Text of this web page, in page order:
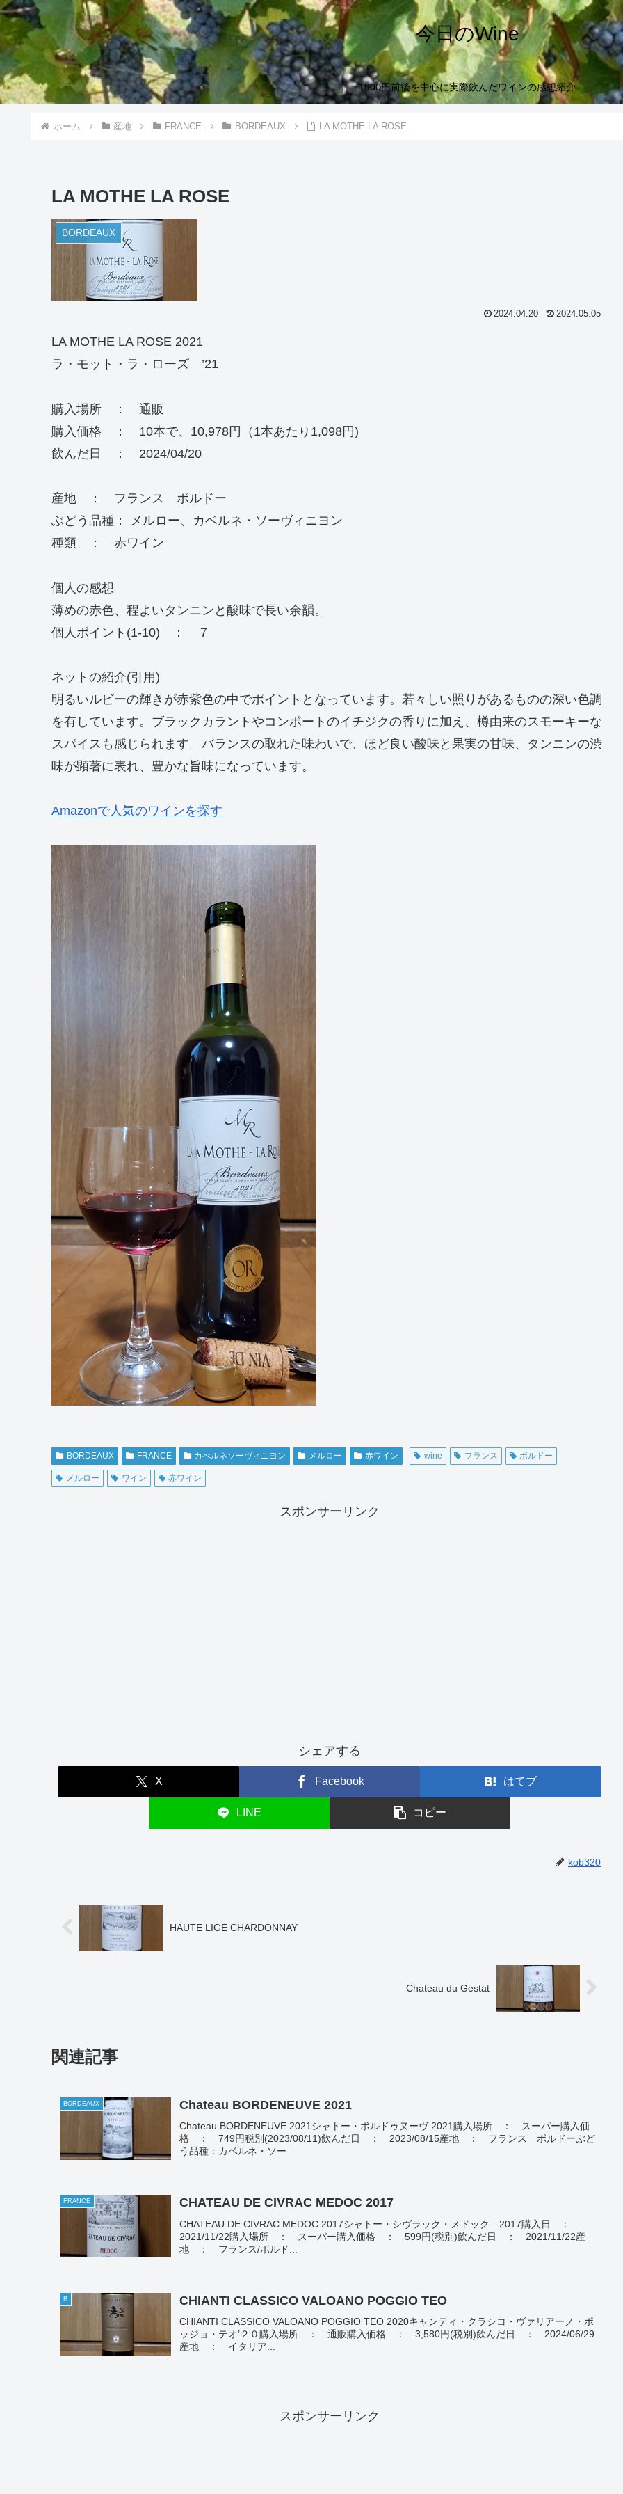
今日のWine
1000円前後を中心に実際飲んだワインの感想紹介
ホーム 産地 FRANCE BORDEAUX LA MOTHE LA ROSE
LA MOTHE LA ROSE
BORDEAUX
2024.04.20 2024.05.05
LA MOTHE LA ROSE 2021
ラ・モット・ラ・ローズ ’21
購入場所 ： 通販
購入価格 ： 10本で、10,978円（1本あたり1,098円)
飲んだ日 ： 2024/04/20
産地 ： フランス ボルドー
ぶどう品種： メルロー、カベルネ・ソーヴィニヨン
種類 ： 赤ワイン
個人の感想
薄めの赤色、程よいタンニンと酸味で長い余韻。
個人ポイント(1-10) ： ７
ネットの紹介(引用)
明るいルビーの輝きが赤紫色の中でポイントとなっています。若々しい照りがあるものの深い色調
を有しています。ブラックカラントやコンポートのイチジクの香りに加え、樽由来のスモーキーな
スパイスも感じられます。バランスの取れた味わいで、ほど良い酸味と果実の甘味、タンニンの渋
味が顕著に表れ、豊かな旨味になっています。
Amazonで人気のワインを探す
BORDEAUX FRANCE カべルネソーヴィニヨン メルロー 赤ワイン wine フランス ボルドー
メルロー ワイン 赤ワイン
スポンサーリンク
シェアする
X Facebook はてブ
LINE コピー
kob320
HAUTE LIGE CHARDONNAY
Chateau du Gestat
関連記事
BORDEAUX Chateau BORDENEUVE 2021
Chateau BORDENEUVE 2021シャトー・ボルドゥヌーヴ 2021購入場所 ： スーパー購入価
格 ： 749円税別(2023/08/11)飲んだ日 ： 2023/08/15産地 ： フランス ボルドーぶど
う品種：カベルネ・ソー...
FRANCE CHATEAU DE CIVRAC MEDOC 2017
CHATEAU DE CIVRAC MEDOC 2017シャトー・シヴラック・メドック 2017購入日 ：
2021/11/22購入場所 ： スーパー購入価格 ： 599円(税別)飲んだ日 ： 2021/11/22産
地 ： フランス/ボルド...
B CHIANTI CLASSICO VALOANO POGGIO TEO
CHIANTI CLASSICO VALOANO POGGIO TEO 2020キャンティ・クラシコ・ヴァリアーノ・ポ
ッジョ・テオ’２０購入場所 ： 通販購入価格 ： 3,580円(税別)飲んだ日 ： 2024/06/29
産地 ： イタリア...
スポンサーリンク